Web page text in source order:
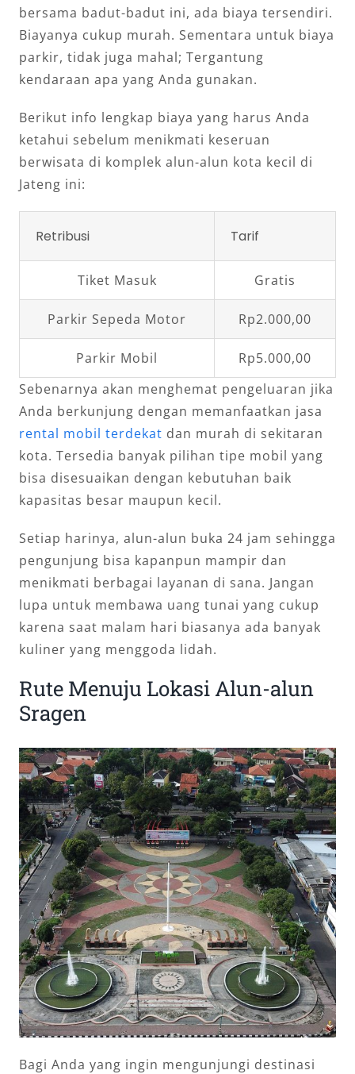
bersama badut-badut ini, ada biaya tersendiri.
Biayanya cukup murah. Sementara untuk biaya
parkir, tidak juga mahal; Tergantung
kendaraan apa yang Anda gunakan.
Berikut info lengkap biaya yang harus Anda
ketahui sebelum menikmati keseruan
berwisata di komplek alun-alun kota kecil di
Jateng ini:
Retribusi Tarif
Tiket Masuk Gratis
Parkir Sepeda Motor Rp2.000,00
Parkir Mobil
Rp5.000,00
Sebenarnya akan menghemat pengeluaran jika
Anda berkunjung dengan memanfaatkan jasa
rental mobil terdekat dan murah di sekitaran
kota. Tersedia banyak pilihan tipe mobil yang
bisa disesuaikan dengan kebutuhan baik
kapasitas besar maupun kecil.
Setiap harinya, alun-alun buka 24 jam sehingga
pengunjung bisa kapanpun mampir dan
menikmati berbagai layanan di sana. Jangan
lupa untuk membawa uang tunai yang cukup
karena saat malam hari biasanya ada banyak
kuliner yang menggoda lidah.
Rute Menuju Lokasi Alun-alun
Sragen
Bagi Anda yang ingin mengunjungi destinasi